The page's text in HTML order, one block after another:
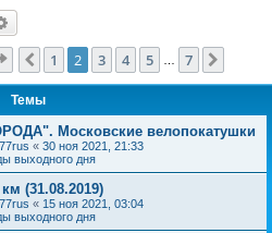
Страница2 из
Пред.
1 2 3 4 5 7
Темы
Московские велопокатушки
« 30 ноя 2021, 21:33
выходного дня
(31.08.2019)
« 15 ноя 2021, 03:04
выходного дня